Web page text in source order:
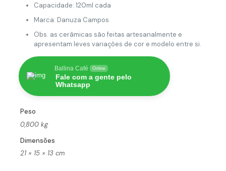
Capacidade: 120ml cada
Marca: Danuza Campos
Obs. as cerâmicas são feitas artesanalmente e
apresentam leves variações de cor e modelo entre si.
Ballina Café Online
Fale com a gente pelo
Whatsapp
Peso
0,800 kg
Dimensões
21 × 15 × 13 cm